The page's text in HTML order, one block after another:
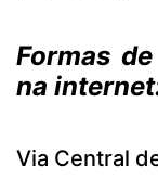
Formas
na
Via Central